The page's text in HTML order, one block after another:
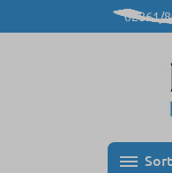
Hauptinhalt springen
Zur Hauptnavigation02861/